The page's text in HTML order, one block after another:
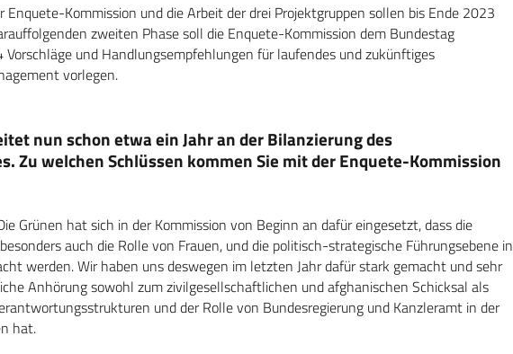
Enquete-Kommission und die Arbeit der drei Projektgruppen sollen bis Ende 2023
zweiten Phase soll die Enquete-Kommission dem Bundestag
und Handlungsempfehlungen für laufendes und zukünftiges
vorlegen.
nun schon etwa ein Jahr an der Bilanzierung des
Zu welchen Schlüssen kommen Sie mit der Enquete-Kommission
Grünen hat sich in der Kommission von Beginn an dafür eingesetzt, dass die
auch die Rolle von Frauen, und die politisch-strategische Führungsebene in
werden. Wir haben uns deswegen im letzten Jahr dafür stark gemacht und sehr
Anhörung sowohl zum zivilgesellschaftlichen und afghanischen Schicksal als
und der Rolle von Bundesregierung und Kanzleramt in der
hat.